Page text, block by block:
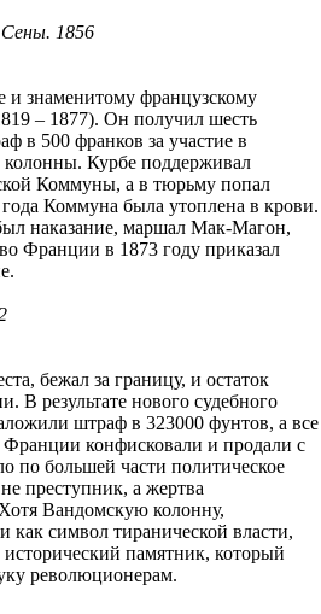
1856
и знаменитому французскому
– 1877). Он получил шесть
в 500 франков за участие в
Курбе поддерживал
Коммуны, а в тюрьму попал
Коммуна была утоплена в крови.
наказание, маршал Мак-Магон,
Франции в 1873 году приказал
бежал за границу, и остаток
В результате нового судебного
штраф в 323000 фунтов, а все
конфисковали и продали с
по большей части политическое
преступник, а жертва
Вандомскую колонну,
символ тиранической власти,
памятник, который
революционерам.